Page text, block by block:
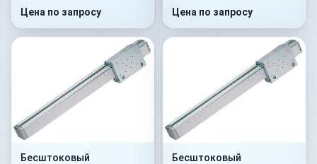
52M2C25A0060
Цена по запросу
52M2C25A0070
Цена по запросу
Бесштоковый
Бесштоковый